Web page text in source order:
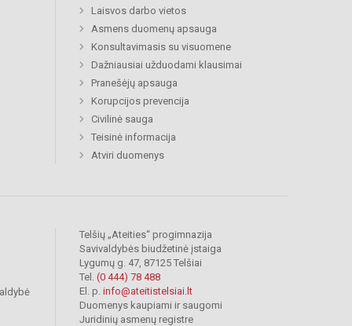
Laisvos darbo vietos
Asmens duomenų apsauga
Konsultavimasis su visuomene
Dažniausiai užduodami klausimai
Pranešėjų apsauga
Korupcijos prevencija
Civilinė sauga
Teisinė informacija
Atviri duomenys
Telšių „Ateities“ progimnazija
Savivaldybės biudžetinė įstaiga
Lygumų g. 47, 87125 Telšiai
Tel. (0 444) 78 488
El. p. info@ateitistelsiai.lt
Duomenys kaupiami ir saugomi
Juridinių asmenų registre